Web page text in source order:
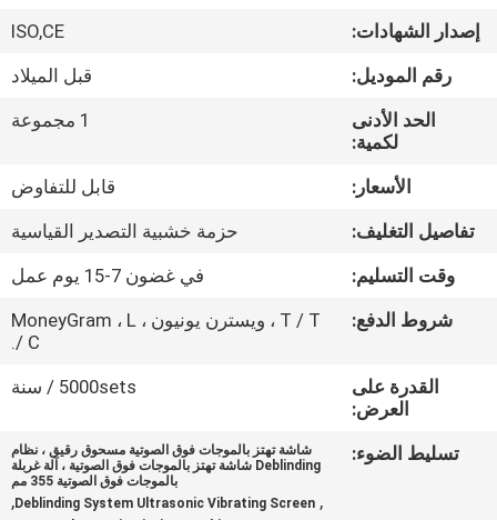
معلومات
جولة
المعمل
مراقبة
الجودة
اتصل
إصدار الشهادات:
ISO,CE
رقم الموديل:
قبل الميلاد
الحد الأدنى
لكمية:
1 مجموعة
الأسعار:
قابل للتفاوض
تفاصيل التغليف:
حزمة خشبية التصدير القياسية
وقت التسليم:
في غضون 7-15 يوم عمل
شروط الدفع:
T / T ، ويسترن يونيون ، MoneyGram ، L
/ C.
القدرة على
العرض:
5000sets / سنة
تسليط الضوء:
شاشة تهتز بالموجات فوق الصوتية مسحوق رقيق ، نظام
Deblinding شاشة تهتز بالموجات فوق الصوتية ، آلة غربلة
بالموجات فوق الصوتية 355 مم
,
Deblinding System Ultrasonic Vibrating Screen
,